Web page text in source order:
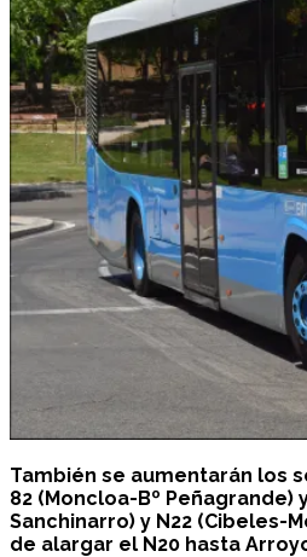
También se aumentarán los
82 (Moncloa-Bº Peñagrande)
Sanchinarro) y N22 (Cibeles-
de alargar el N20 hasta